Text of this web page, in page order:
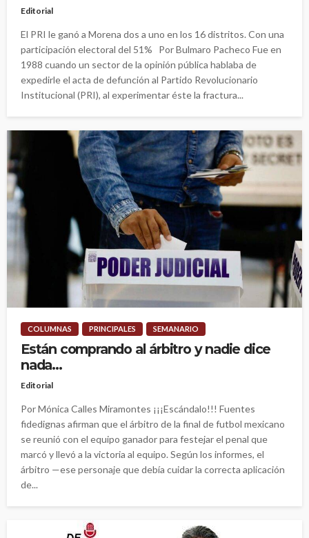
Editorial
El PRI le ganó a Morena dos a uno en los 16 distritos. Con una
participación electoral del 51% Por Bulmaro Pacheco Fue en
1988 cuando un sector de la opinión pública hablaba de
expedirle el acta de defunción al Partido Revolucionario
Institucional (PRI), al experimentar éste la fractura...
COLUMNAS PRINCIPALES SEMANARIO
Están comprando al árbitro y nadie dice
nada…
Editorial
Por Mónica Calles Miramontes ¡¡¡Escándalo!!! Fuentes
fidedignas afirman que el árbitro de la final de futbol mexicano
se reunió con el equipo ganador para festejar el penal que
marcó y llevó a la victoria al equipo. Según los informes, el
árbitro —ese personaje que debía cuidar la correcta aplicación
de...